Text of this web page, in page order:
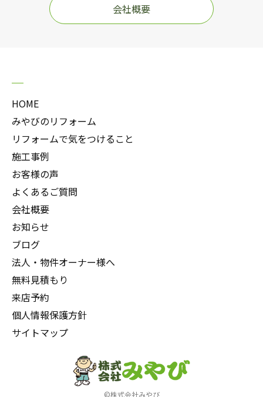
会社概要
HOME
みやびのリフォーム
リフォームで気をつけること
施工事例
お客様の声
よくあるご質問
会社概要
お知らせ
ブログ
法人・物件オーナー様へ
無料見積もり
来店予約
個人情報保護方針
サイトマップ
©株式会社みやび